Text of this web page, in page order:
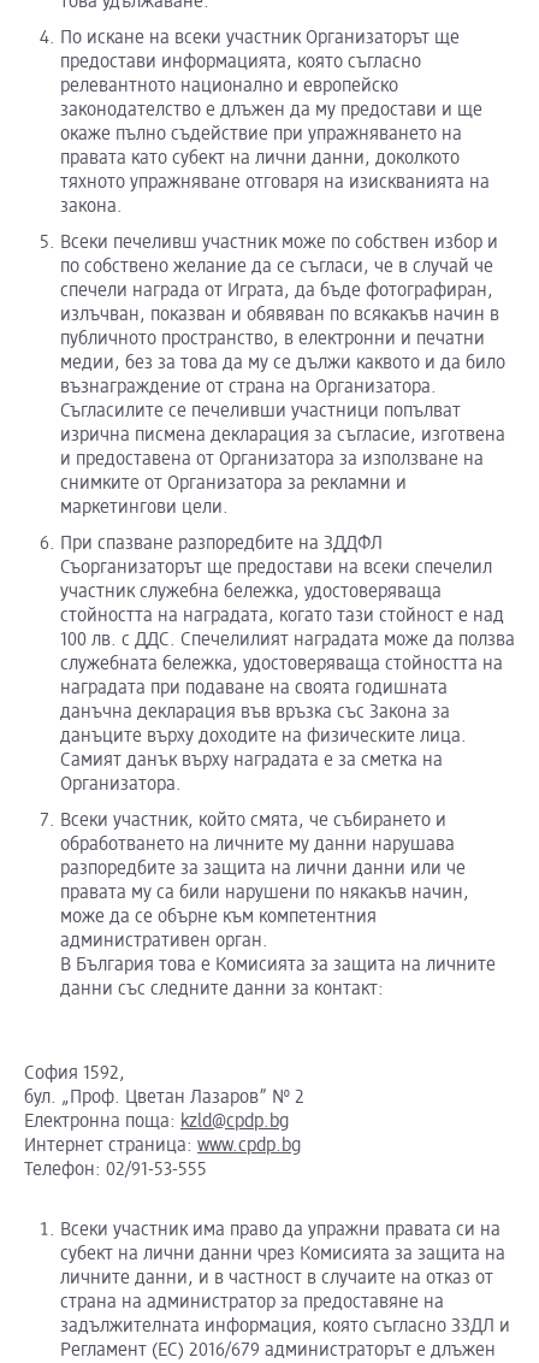
По искане на всеки участник Организаторът ще
предостави информацията, която съгласно
релевантното национално и европейско
законодателство е длъжен да му предостави и ще
окаже пълно съдействие при упражняването на
правата като субект на лични данни, доколкото
тяхното упражняване отговаря на изискванията на
закона.
Всеки печеливш участник може по собствен избор и
по собствено желание да се съгласи, че в случай че
спечели награда от Играта, да бъде фотографиран,
излъчван, показван и обявяван по всякакъв начин в
публичното пространство, в електронни и печатни
медии, без за това да му се дължи каквото и да било
възнаграждение от страна на Организатора.
Съгласилите се печеливши участници попълват
изрична писмена декларация за съгласие, изготвена
и предоставена от Организатора за използване на
снимките от Организатора за рекламни и
маркетингови цели.
При спазване разпоредбите на ЗДДФЛ
Съорганизаторът ще предостави на всеки спечелил
участник служебна бележка, удостоверяваща
стойността на наградата, когато тази стойност е над
100 лв. с ДДС. Спечелилият наградата може да ползва
служебната бележка, удостоверяваща стойността на
наградата при подаване на своята годишната
данъчна декларация във връзка със Закона за
данъците върху доходите на физическите лица.
Самият данък върху наградата е за сметка на
Организатора.
Всеки участник, който смята, че събирането и
обработването на личните му данни нарушава
разпоредбите за защита на лични данни или че
правата му са били нарушени по някакъв начин,
може да се обърне към компетентния
административен орган.
В България това е Комисията за защита на личните
данни със следните данни за контакт:
София 1592,
бул. „Проф. Цветан Лазаров” № 2
Електронна поща: kzld@cpdp.bg
Интернет страница: www.cpdp.bg
Телефон: 02/91-53-555
Всеки участник има право да упражни правата си на
субект на лични данни чрез Комисията за защита на
личните данни, и в частност в случаите на отказ от
страна на администратор за предоставяне на
задължителната информация, която съгласно ЗЗДЛ и
Регламент (ЕС) 2016/679 администраторът е длъжен